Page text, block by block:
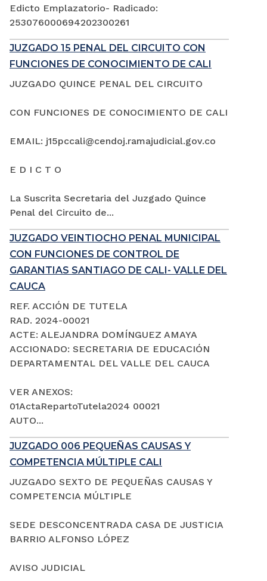
Edicto Emplazatorio- Radicado:
253076000694202300261
JUZGADO 15 PENAL DEL CIRCUITO CON
FUNCIONES DE CONOCIMIENTO DE CALI
JUZGADO QUINCE PENAL DEL CIRCUITO
CON FUNCIONES DE CONOCIMIENTO DE CALI
EMAIL: j15pccali@cendoj.ramajudicial.gov.co
E D I C T O
La Suscrita Secretaria del Juzgado Quince
Penal del Circuito de...
JUZGADO VEINTIOCHO PENAL MUNICIPAL
CON FUNCIONES DE CONTROL DE
GARANTIAS SANTIAGO DE CALI- VALLE DEL
CAUCA
REF. ACCIÓN DE TUTELA
RAD. 2024-00021
ACTE: ALEJANDRA DOMÍNGUEZ AMAYA
ACCIONADO: SECRETARIA DE EDUCACIÓN
DEPARTAMENTAL DEL VALLE DEL CAUCA
VER ANEXOS:
01ActaRepartoTutela2024 00021
AUTO...
JUZGADO 006 PEQUEÑAS CAUSAS Y
COMPETENCIA MÚLTIPLE CALI
JUZGADO SEXTO DE PEQUEÑAS CAUSAS Y
COMPETENCIA MÚLTIPLE
SEDE DESCONCENTRADA CASA DE JUSTICIA
BARRIO ALFONSO LÓPEZ
AVISO JUDICIAL